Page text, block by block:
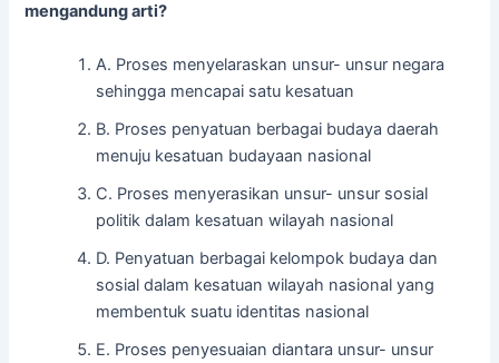
mengandung arti?
A. Proses menyelaraskan unsur- unsur negara
sehingga mencapai satu kesatuan
B. Proses penyatuan berbagai budaya daerah
menuju kesatuan budayaan nasional
C. Proses menyerasikan unsur- unsur sosial
politik dalam kesatuan wilayah nasional
D. Penyatuan berbagai kelompok budaya dan
sosial dalam kesatuan wilayah nasional yang
membentuk suatu identitas nasional
E. Proses penyesuaian diantara unsur- unsur